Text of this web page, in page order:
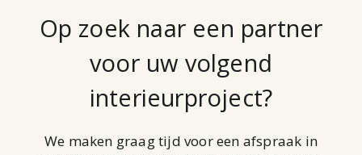
Op zoek naar een partner
voor uw volgend
interieurproject?
We maken graag tijd voor een afspraak in